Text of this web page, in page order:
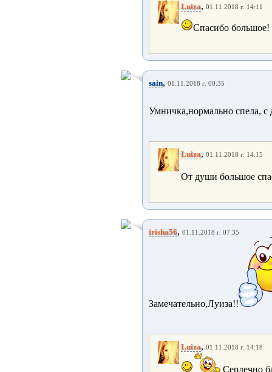
Luiza, 01.11.2018 г. 14:11
Спасибо большое!
sain, 01.11.2018 г. 00:35
Умничка,нормально спела,
Luiza, 01.11.2018 г. 14:15
От души большое
irisha56, 01.11.2018 г. 07:35
Замечательно,Луиза!!
Luiza, 01.11.2018 г. 14:18
Сердечно